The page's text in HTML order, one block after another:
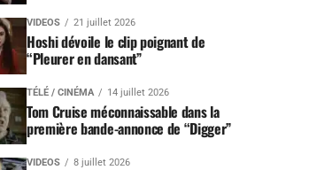
VIDEOS 21 juillet 2026
Hoshi dévoile le clip poignant de
“Pleurer en dansant”
TÉLÉ / CINÉMA 14 juillet 2026
Tom Cruise méconnaissable dans la
première bande-annonce de “Digger”
VIDEOS 8 juillet 2026